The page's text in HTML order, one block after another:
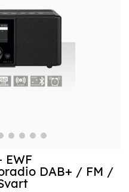
EWF
DAB+ / FM /